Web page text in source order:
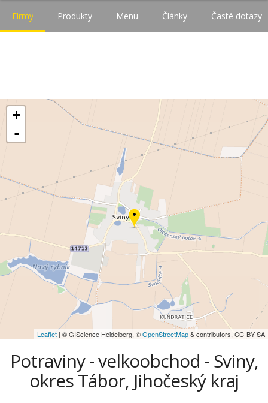
Firmy Produkty Menu Články Časté dotazy
+
-
Leaflet | © GIScience Heidelberg, ©OpenStreetMap& contributors, CC-BY-SA
Potraviny - velkoobchod - Sviny,
okres Tábor, Jihočeský kraj